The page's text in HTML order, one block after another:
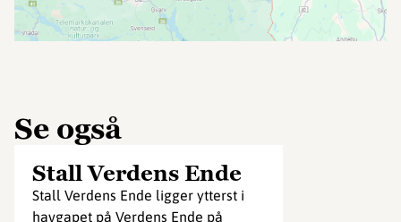
Se også
Stall Verdens Ende
Stall Verdens Ende ligger ytterst i
havgapet på Verdens Ende på